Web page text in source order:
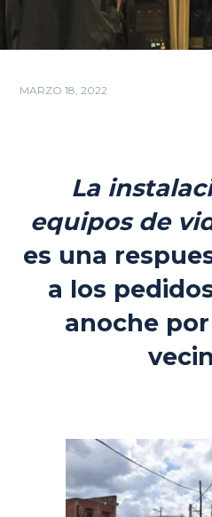
MARZO 18, 2022
La
equipos de
es una
a los
anoche